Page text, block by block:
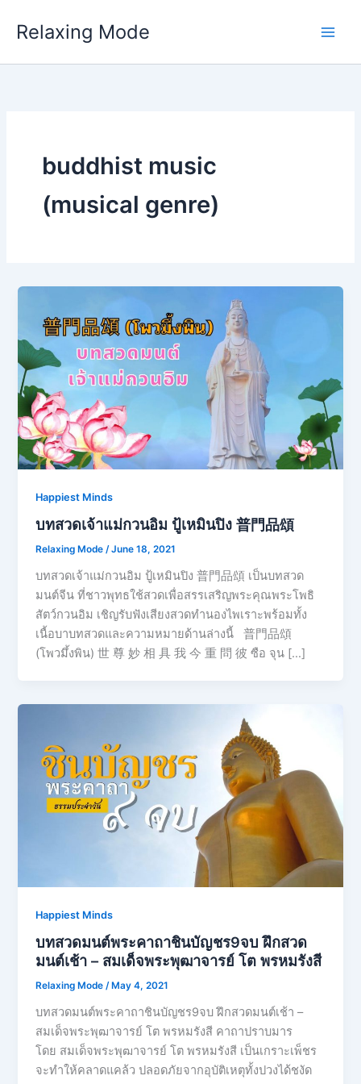
Relaxing Mode
buddhist music
(musical genre)
Happiest Minds
บทสวดเจ้าแม่กวนอิม ปู้เหมินปิง 普門品頌
Relaxing Mode/June 18, 2021
บทสวดเจ้าแม่กวนอิม ปู้เหมินปิง 普門品頌 เป็นบทสวด
มนต์จีน ที่ชาวพุทธใช้สวดเพื่อสรรเสริญพระคุณพระโพธิ
สัตว์กวนอิม เชิญรับฟังเสียงสวดทำนองไพเราะพร้อมทั้ง
เนื้อบาบทสวดและความหมายด้านล่างนี้ 普門品頌
(โพวมึ้งพิน) 世 尊 妙 相 具 我 今 重 問 彼 ซือ จุน […]
Happiest Minds
บทสวดมนต์พระคาถาชินบัญชร9จบ ฝึกสวด
มนต์เช้า – สมเด็จพระพุฒาจารย์ โต พรหมรังสี
Relaxing Mode/ May 4, 2021
บทสวดมนต์พระคาถาชินบัญชร9จบ ฝึกสวดมนต์เช้า –
สมเด็จพระพุฒาจารย์ โต พรหมรังสี คาถาปราบมาร
โดย สมเด็จพระพุฒาจารย์ โต พรหมรังสี เป็นเกราะเพ็ชร
จะทำให้คลาดแคล้ว ปลอดภัยจากอุบัติเหตุทั้งปวงได้ชงัด